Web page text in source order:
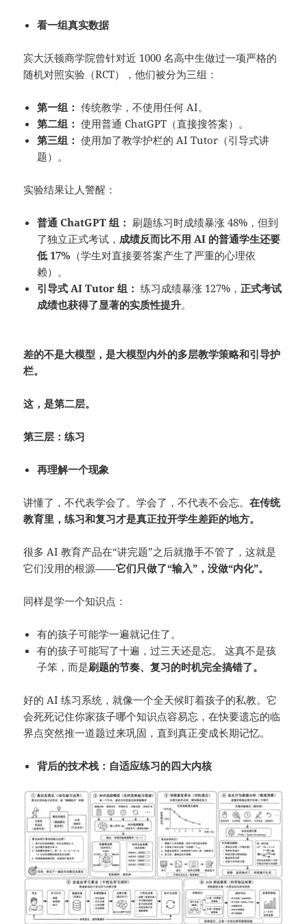
看一组真实数据
宾大沃顿商学院曾针对近 1000 名高中生做过一项严格的
随机对照实验（RCT），他们被分为三组：
第一组： 传统教学，不使用任何 AI。
第二组： 使用普通 ChatGPT（直接搜答案）。
第三组： 使用加了教学护栏的 AI Tutor（引导式讲
题）。
实验结果让人警醒：
普通 ChatGPT 组： 刷题练习时成绩暴涨 48%，但到
了独立正式考试，成绩反而比不用 AI 的普通学生还要
低 17% （学生对直接要答案产生了严重的心理依
赖）。
引导式 AI Tutor 组： 练习成绩暴涨 127%，正式考试
成绩也获得了显著的实质性提升。
差的不是大模型，是大模型内外的多层教学策略和引导护
栏。
这，是第二层。
第三层：练习
再理解一个现象
讲懂了，不代表学会了。学会了，不代表不会忘。在传统
教育里，练习和复习才是真正拉开学生差距的地方。
很多 AI 教育产品在“讲完题”之后就撒手不管了，这就是
它们没用的根源——它们只做了“输入”，没做“内化”。
同样是学一个知识点：
有的孩子可能学一遍就记住了。
有的孩子可能写了十遍，过三天还是忘。 这真不是孩
子笨，而是刷题的节奏、复习的时机完全搞错了。
好的 AI 练习系统，就像一个全天候盯着孩子的私教。它
会死死记住你家孩子哪个知识点容易忘，在快要遗忘的临
界点突然推一道题过来巩固，直到真正变成长期记忆。
背后的技术栈：自适应练习的四大内核